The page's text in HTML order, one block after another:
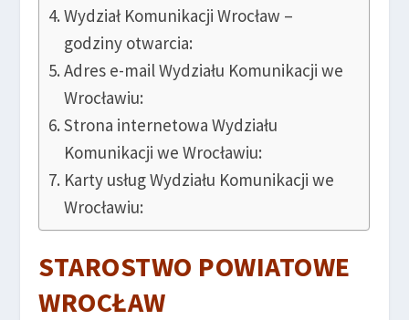
Wydział Komunikacji Wrocław –
godziny otwarcia:
Adres e-mail Wydziału Komunikacji we
Wrocławiu:
Strona internetowa Wydziału
Komunikacji we Wrocławiu:
Karty usług Wydziału Komunikacji we
Wrocławiu:
STAROSTWO POWIATOWE
WROCŁAW